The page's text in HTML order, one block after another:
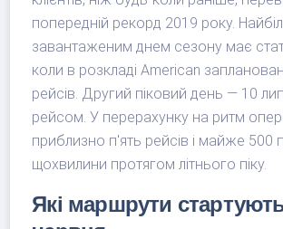
попередній рекорд 2019 року.
завантаженим днем сезону має
коли в розкладі American
рейсів. Другий піковий день — 10
рейсом. У перерахунку на ритм
приблизно п'ять рейсів і майже 500
щохвилини протягом літнього піку.
Які маршрути